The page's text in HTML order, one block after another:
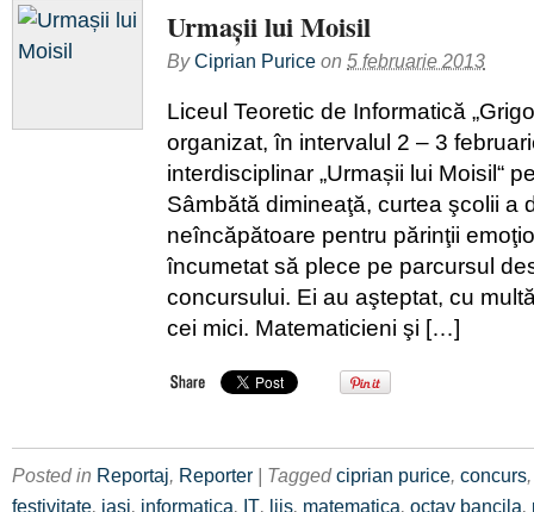
Urmașii lui Moisil
ByCiprian Purice on 5 februarie 2013
Liceul Teoretic de Informatică
organizat, în intervalul 2 – 3
interdisciplinar „Urmașii lui Moisil“
Sâmbătă dimineaţă, curtea şcolii a
neîncăpătoare pentru părinţii
încumetat să plece pe parcursul
concursului. Ei au aşteptat, cu
cei mici. Matematicieni şi […]
Posted in Reportaj, Reporter | Taggedciprian purice, concurs
festivitate, iasi, informatica, IT, liis, matematica, octav bancila,